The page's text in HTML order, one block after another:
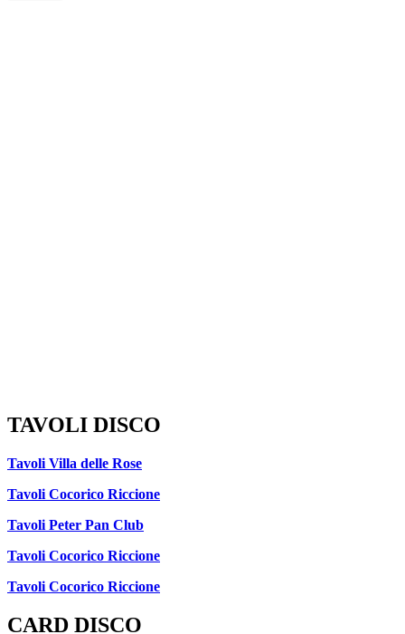
TAVOLI DISCO
Tavoli Villa delle Rose
Tavoli Cocorico Riccione
Tavoli Peter Pan Club
Tavoli Cocorico Riccione
Tavoli Cocorico Riccione
CARD DISCO